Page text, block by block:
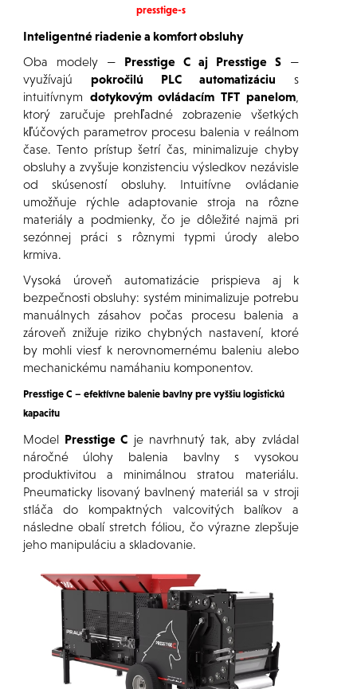
presstige-s
Inteligentné riadenie a komfort obsluhy
Oba modely — Presstige C aj Presstige S—
využívajú pokročilú PLC automatizáciu s
intuitívnym dotykovým ovládacím TFT panelom,
ktorý zaručuje prehľadné zobrazenie všetkých
kľúčových parametrov procesu balenia v reálnom
čase. Tento prístup šetrí čas, minimalizuje chyby
obsluhy a zvyšuje konzistenciu výsledkov nezávisle
od skúseností obsluhy. Intuitívne ovládanie
umožňuje rýchle adaptovanie stroja na rôzne
materiály a podmienky, čo je dôležité najmä pri
sezónnej práci s rôznymi typmi úrody alebo
krmiva.
Vysoká úroveň automatizácie prispieva aj k
bezpečnosti obsluhy: systém minimalizuje potrebu
manuálnych zásahov počas procesu balenia a
zároveň znižuje riziko chybných nastavení, ktoré
by mohli viesť k nerovnomernému baleniu alebo
mechanickému namáhaniu komponentov.
Presstige C – efektívne balenie bavlny pre vyššiu logistickú
kapacitu
Model Presstige C je navrhnutý tak, aby zvládal
náročné úlohy balenia bavlny s vysokou
produktivitou a minimálnou stratou materiálu.
Pneumaticky lisovaný bavlnený materiál sa v stroji
stláča do kompaktných valcovitých balíkov a
následne obalí stretch fóliou, čo výrazne zlepšuje
jeho manipuláciu a skladovanie.